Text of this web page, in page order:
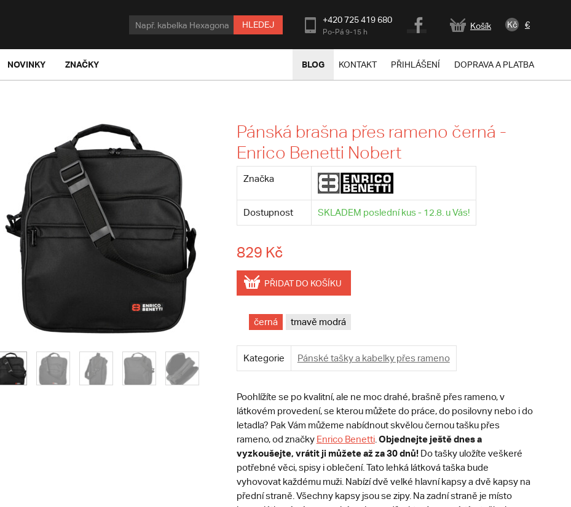
HLEDEJ +420 725 419 680
Po-Pá 9-15 h
Košík Kč €
NOVINKY ZNAČKY BLOG KONTAKT PŘIHLÁŠENÍ DOPRAVA A PLATBA
Pánská brašna přes rameno černá -
Enrico Benetti Nobert
Značka
Dostupnost SKLADEM poslední kus - 12.8. u Vás!
829 Kč
PŘIDAT DO KOŠÍKU
černá tmavě modrá
Kategorie Pánské tašky a kabelky přes rameno
Poohlížíte se po kvalitní, ale ne moc drahé, brašně přes rameno, v
látkovém provedení, se kterou můžete do práce, do posilovny nebo i do
letadla? Pak Vám můžeme nabídnout skvělou černou tašku přes
rameno, od značky Enrico Benetti. Objednejte ještě dnes a
vyzkoušejte, vrátit ji můžete až za 30 dnů! Do tašky uložíte veškeré
potřebné věci, spisy i oblečení. Tato lehká látková taška bude
vyhovovat každému muži. Nabízí dvě velké hlavní kapsy a dvě kapsy na
přední straně. Všechny kapsy jsou se zipy. Na zadní straně je místo